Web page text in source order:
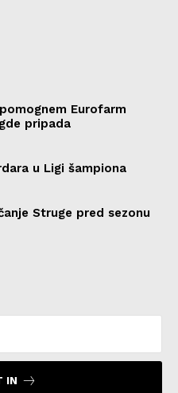
Eurofarm
pripada
u Ligi šampiona
Struge pred sezonu
IN